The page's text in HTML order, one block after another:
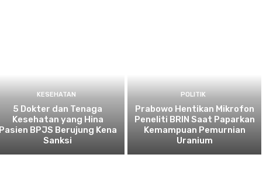
KESEHATAN
5 Dokter dan Tenaga
Kesehatan yang Hina
Pasien BPJS Berujung Kena
Sanksi
POLITIK
Prabowo Hentikan Mikrofon
Peneliti BRIN Saat Paparkan
Kemampuan Pemurnian
Uranium